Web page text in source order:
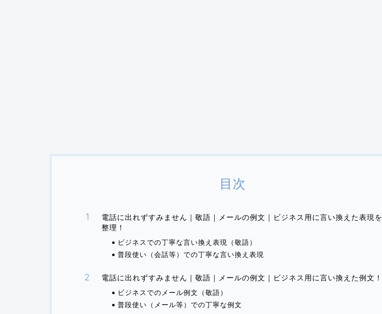
目次
電話に出れずすみません｜敬語｜メールの例文｜ビジネス用に言い換えた表現を
整理！
ビジネスでの丁寧な言い換え表現（敬語）
普段使い（会話等）での丁寧な言い換え表現
電話に出れずすみません｜敬語｜メールの例文｜ビジネス用に言い換えた例文！
ビジネスでのメール例文（敬語）
普段使い（メール等）での丁寧な例文